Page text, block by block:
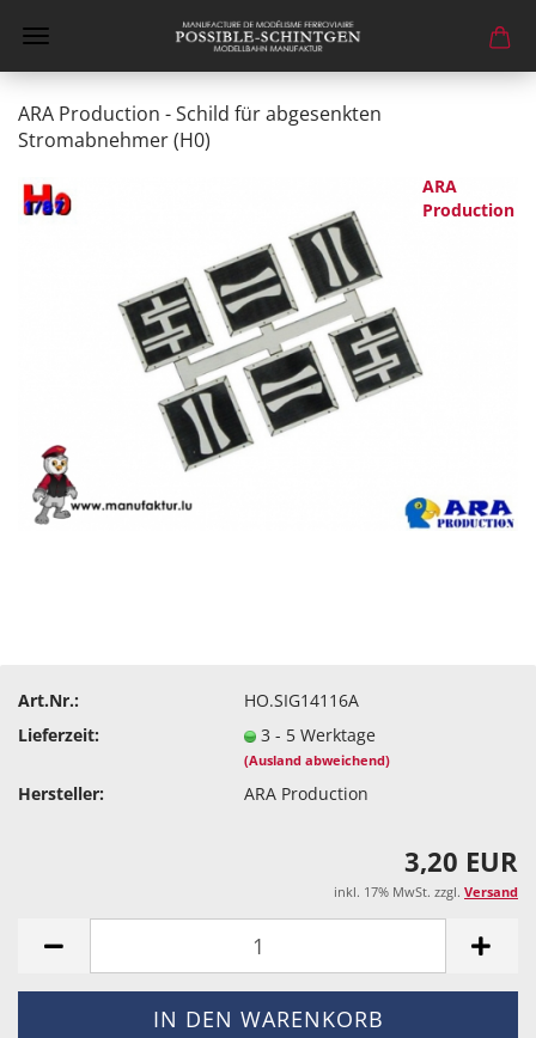
ARA Production - Schild für abgesenkten
Stromabnehmer (H0)
ARA
Production
Art.Nr.:
HO.SIG14116A
Lieferzeit:
3 - 5 Werktage
(Ausland abweichend)
Hersteller: ARA Production
3,20 EUR
inkl. 17% MwSt. zzgl. Versand